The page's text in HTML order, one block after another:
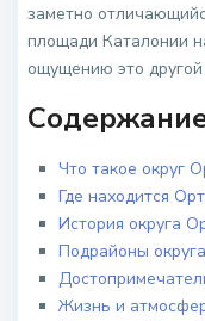
заметно
площади Каталонии
ощущению это
Что такое округ
Где находится
История округа
Подрайоны
Жизнь и